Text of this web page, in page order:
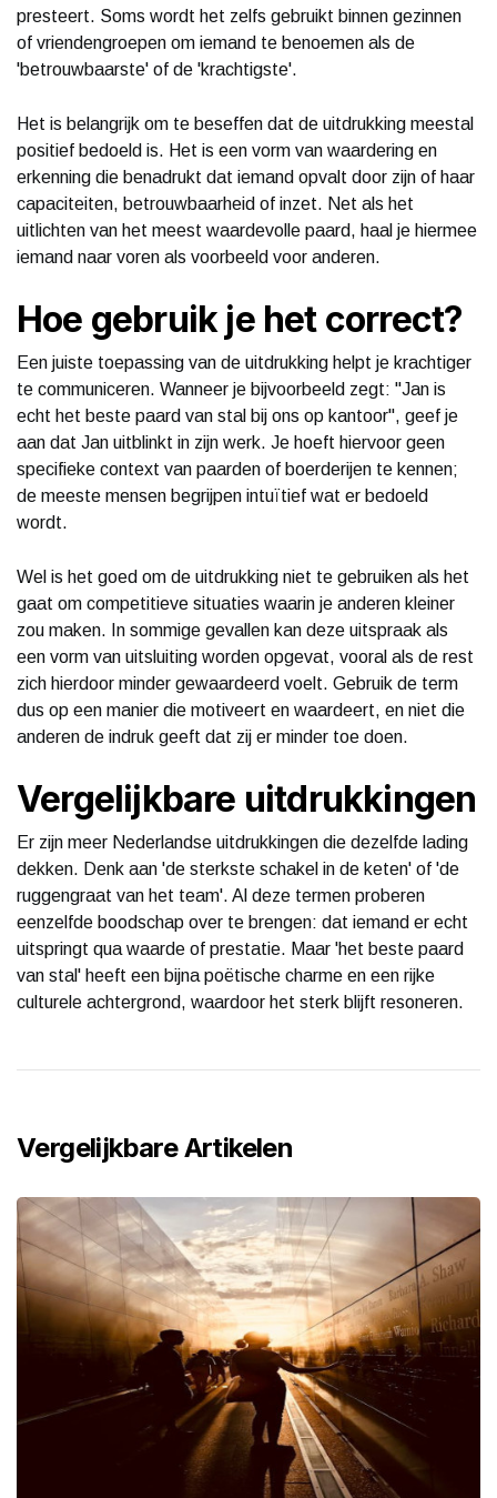
presteert. Soms wordt het zelfs gebruikt binnen gezinnen
of vriendengroepen om iemand te benoemen als de
'betrouwbaarste' of de 'krachtigste'.
Het is belangrijk om te beseffen dat de uitdrukking meestal
positief bedoeld is. Het is een vorm van waardering en
erkenning die benadrukt dat iemand opvalt door zijn of haar
capaciteiten, betrouwbaarheid of inzet. Net als het
uitlichten van het meest waardevolle paard, haal je hiermee
iemand naar voren als voorbeeld voor anderen.
Hoe gebruik je het correct?
Een juiste toepassing van de uitdrukking helpt je krachtiger
te communiceren. Wanneer je bijvoorbeeld zegt: "Jan is
echt het beste paard van stal bij ons op kantoor", geef je
aan dat Jan uitblinkt in zijn werk. Je hoeft hiervoor geen
specifieke context van paarden of boerderijen te kennen;
de meeste mensen begrijpen intuïtief wat er bedoeld
wordt.
Wel is het goed om de uitdrukking niet te gebruiken als het
gaat om competitieve situaties waarin je anderen kleiner
zou maken. In sommige gevallen kan deze uitspraak als
een vorm van uitsluiting worden opgevat, vooral als de rest
zich hierdoor minder gewaardeerd voelt. Gebruik de term
dus op een manier die motiveert en waardeert, en niet die
anderen de indruk geeft dat zij er minder toe doen.
Vergelijkbare uitdrukkingen
Er zijn meer Nederlandse uitdrukkingen die dezelfde lading
dekken. Denk aan 'de sterkste schakel in de keten' of 'de
ruggengraat van het team'. Al deze termen proberen
eenzelfde boodschap over te brengen: dat iemand er echt
uitspringt qua waarde of prestatie. Maar 'het beste paard
van stal' heeft een bijna poëtische charme en een rijke
culturele achtergrond, waardoor het sterk blijft resoneren.
Vergelijkbare Artikelen